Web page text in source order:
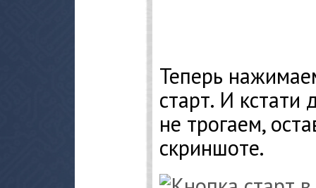
Теперь
старт. И кстати
не трогаем,
скриншоте.